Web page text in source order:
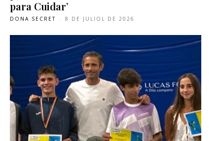
para Cuidar’
DONA SECRET - 8 DE JULIOL DE 2026